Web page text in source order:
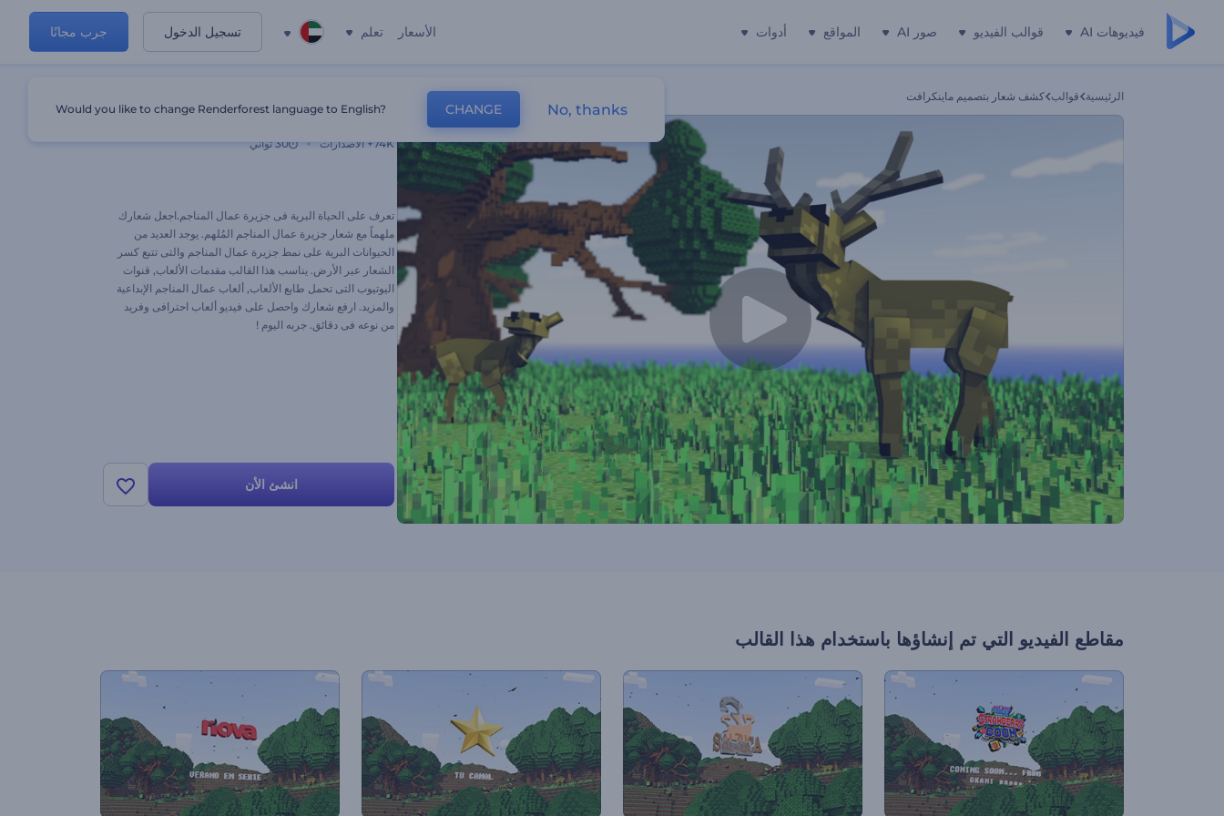
فيديوهات AI قوالب الفيديو صور AI المواقع أدوات الأسعار تعلم تسجيل الدخول جرب مجانًا
الرئيسية قوالب كشف شعار بتصميم ماينكرافت
74K+ الاصدارات 30 ثواني
تعرف على الحياة البرية فى جزيرة عمال المناجم.اجعل شعارك
ملهماً مع شعار جزيرة عمال المناجم المُلهم. يوجد العديد من
الحيوانات البرية على نمط جزيرة عمال المناجم والتى تتبع كسر
الشعار عبر الأرض. يناسب هذا القالب مقدمات الألعاب, قنوات
اليوتيوب التى تحمل طابع الألعاب, ألعاب عمال المناجم الإبداعية
والمزيد. ارفع شعارك واحصل على فيديو ألعاب احترافى وفريد
من نوعه فى دقائق. جربه اليوم !
انشئ الأن
مقاطع الفيديو التي تم إنشاؤها باستخدام هذا القالب
Would you like to change Renderforest language to English? CHANGE No, thanks